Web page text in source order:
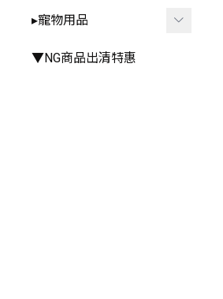
▸手推車周邊
▸內衣⧸內褲
▸紋身貼紙
▸廚房⧸浴室相關
▸寵物用品
▸外出用品
▼NG商品出清特惠